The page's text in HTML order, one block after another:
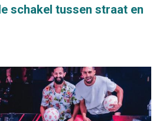
schakel tussen straat en